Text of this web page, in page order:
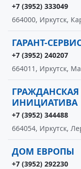
+7 (3952) 333049
664000, Иркутск,
ГАРАНТ-
+7 (3952) 240207
664011, Иркутск,
ИНИЦИАТИВА
+7 (3952) 344488
664054, Иркутск,
ДОМ ЕВРОПЫ
+7 (3952) 292230